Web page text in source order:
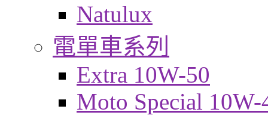
Natulux
電單車系列
Extra 10W-50
Moto Special 10W-